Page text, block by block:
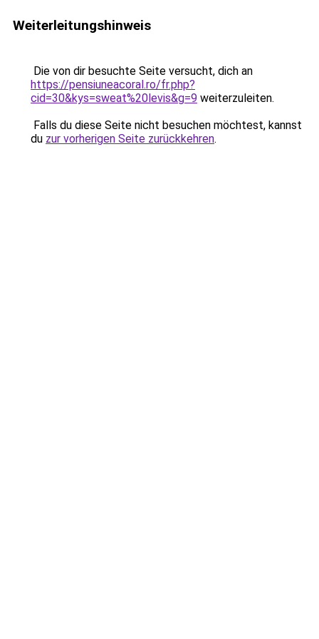
Weiterleitungshinweis
Die von dir besuchte Seite versucht, dich an
https://pensiuneacoral.ro/fr.php?
cid=30&kys=sweat%20levis&g=9 weiterzuleiten.
Falls du diese Seite nicht besuchen möchtest, kannst
du zur vorherigen Seite zurückkehren.